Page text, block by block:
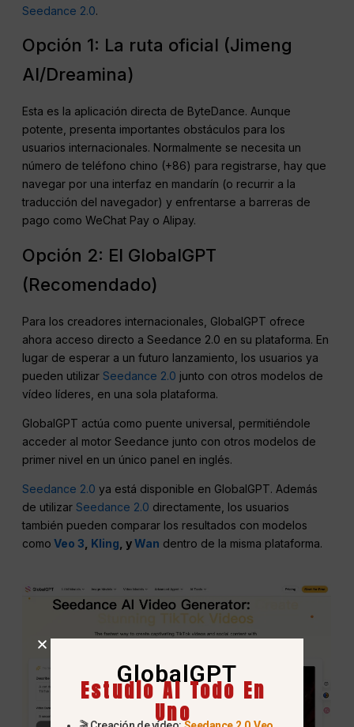
Seedance 2.0.
Opción 1: La ruta oficial (Jimeng
AI/Dreamina)
Esta es la aplicación directa de ByteDance. Aunque
potente, presenta importantes obstáculos para los
usuarios internacionales. Normalmente se necesita un
número de teléfono chino (+86) para registrarse, hay que
navegar por una interfaz en mandarín (o recurrir a la
traducción del navegador) y enfrentarse a barreras de
pago como WeChat Pay o Alipay.
Opción 2: El GlobalGPT
(Recomendado)
Para los creadores internacionales, GlobalGPT ofrece
ahora acceso directo a Seedance 2.0 en su plataforma. En
lugar de esperar a un futuro lanzamiento, los usuarios ya
pueden utilizarSeedance 2.0 junto con otros modelos de
vídeo líderes, en una sola plataforma.
GlobalGPT actúa como puente universal, permitiéndole
acceder al motor Seedance junto con otros modelos de
primer nivel en un único panel en inglés.
Seedance 2.0 ya está disponible en GlobalGPT. Además
de utilizarSeedance 2.0 directamente, los usuarios
también pueden comparar los resultados con modelos
como Veo 3 Kling , yWan dentro de la misma plataforma.
GlobalGPT
Estudio AI Todo En
Uno